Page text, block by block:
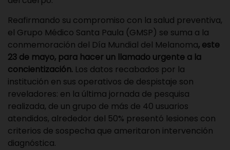
Reafirmando su compromiso con la salud preventiva,
el Grupo Médico Santa Paula (GMSP) se suma a la
conmemoración del Día Mundial del Melanoma, este
23 de mayo, para hacer un llamado urgente a la
concientización. Los datos recabados por la
institución en sus operativos de despistaje son
reveladores: en la última jornada de pesquisa
realizada, de un grupo de más de 40 usuarios
atendidos, alrededor del 50% presentó lesiones con
criterios de sospecha que ameritaron intervención
diagnóstica.